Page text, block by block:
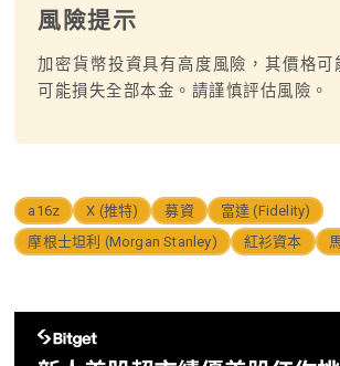
風險提示
加密貨幣投資具有高度風險，其價格可
可能損失全部本金。請謹慎評估風險。
a16z X (推特) 募資
富達 (Fidelity)
摩根士坦利 (Morgan Stanley)
紅衫資本